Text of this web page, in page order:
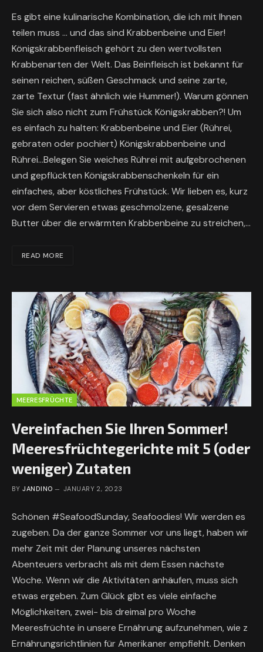
Es gibt eine kulinarische Kombination, die ich mit Ihnen
teilen muss … und das sind Krabbenbeine und Eier!
Königskrabbenfleisch gehört zu den wertvollsten
Krabbenarten der Welt. Das Beinfleisch ist bekannt für
seinen reichen, süßen Geschmack und seine zarte,
zarte Textur (fast ähnlich wie Hummer!). Warum gönnen
Sie sich also nicht zum Frühstück Königskrabben?! Um
es einfach zu halten: Krabbenbeine und Eier (Rührei,
gebraten oder pochiert) Königskrabbenbeine und
Rührei…Belegen Sie weiches Rührei mit aufgebrochenen
und gepflückten Königskrabbenschenkeln für ein
einfaches, aber köstliches Frühstück. Wir lieben es, kurz
vor dem Servieren etwas geschmolzene, gesalzene
Butter über die erwärmten Krabbenbeine zu streichen,…
READ MORE
MEERESFRÜCHTE
Vereinfachen Sie Ihren Sommer!
Meeresfrüchtegerichte mit 5 (oder
weniger) Zutaten
BY JANDINO JANUARY 2, 2023
Schönen #SeafoodSunday, Seafoodies! Wir werden es
zugeben. Da der ganze Sommer vor uns liegt, haben wir
mehr Zeit mit der Planung unseres nächsten
Abenteuers verbracht als mit dem Essen nächste
Woche. Wenn wir die Aktivitäten anhäufen, muss sich
etwas ergeben. Zum Glück gibt es viele einfache
Möglichkeiten, zwei- bis dreimal pro Woche
Meeresfrüchte in unsere Ernährung aufzunehmen, wie z
Ernährungsrichtlinien für Amerikaner empfiehlt. Denken